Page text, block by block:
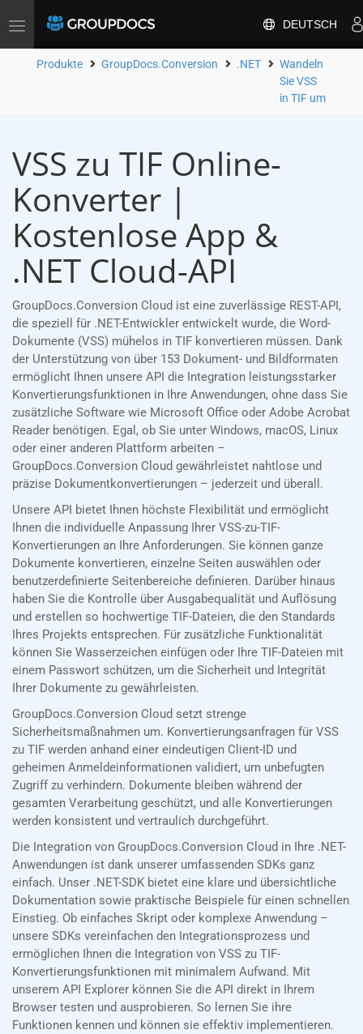
Toggle
DEUTSCH
Produkte GroupDocs.Conversion .NET
Wandeln
Sie VSS
in TIF um
VSS zu TIF Online-
Konverter |
Kostenlose App &
.NET Cloud-API
GroupDocs.Conversion Cloud ist eine zuverlässige REST-API,
die speziell für .NET-Entwickler entwickelt wurde, die Word-
Dokumente (VSS) mühelos in TIF konvertieren müssen. Dank
der Unterstützung von über 153 Dokument- und Bildformaten
ermöglicht Ihnen unsere API die Integration leistungsstarker
Konvertierungsfunktionen in Ihre Anwendungen, ohne dass Sie
zusätzliche Software wie Microsoft Office oder Adobe Acrobat
Reader benötigen. Egal, ob Sie unter Windows, macOS, Linux
oder einer anderen Plattform arbeiten –
GroupDocs.Conversion Cloud gewährleistet nahtlose und
präzise Dokumentkonvertierungen – jederzeit und überall.
Unsere API bietet Ihnen höchste Flexibilität und ermöglicht
Ihnen die individuelle Anpassung Ihrer VSS-zu-TIF-
Konvertierungen an Ihre Anforderungen. Sie können ganze
Dokumente konvertieren, einzelne Seiten auswählen oder
benutzerdefinierte Seitenbereiche definieren. Darüber hinaus
haben Sie die Kontrolle über Ausgabequalität und Auflösung
und erstellen so hochwertige TIF-Dateien, die den Standards
Ihres Projekts entsprechen. Für zusätzliche Funktionalität
können Sie Wasserzeichen einfügen oder Ihre TIF-Dateien mit
einem Passwort schützen, um die Sicherheit und Integrität
Ihrer Dokumente zu gewährleisten.
GroupDocs.Conversion Cloud setzt strenge
Sicherheitsmaßnahmen um. Konvertierungsanfragen für VSS
zu TIF werden anhand einer eindeutigen Client-ID und
geheimen Anmeldeinformationen validiert, um unbefugten
Zugriff zu verhindern. Dokumente bleiben während der
gesamten Verarbeitung geschützt, und alle Konvertierungen
werden konsistent und vertraulich durchgeführt.
Die Integration von GroupDocs.Conversion Cloud in Ihre .NET-
Anwendungen ist dank unserer umfassenden SDKs ganz
einfach. Unser .NET-SDK bietet eine klare und übersichtliche
Dokumentation sowie praktische Beispiele für einen schnellen
Einstieg. Ob einfaches Skript oder komplexe Anwendung –
unsere SDKs vereinfachen den Integrationsprozess und
ermöglichen Ihnen die Integration von VSS zu TIF-
Konvertierungsfunktionen mit minimalem Aufwand. Mit
unserem API Explorer können Sie die API direkt in Ihrem
Browser testen und ausprobieren. So lernen Sie ihre
Funktionen kennen und können sie effektiv implementieren.